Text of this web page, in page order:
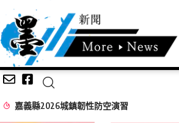
嘉義縣2026城鎮韌性防空演習